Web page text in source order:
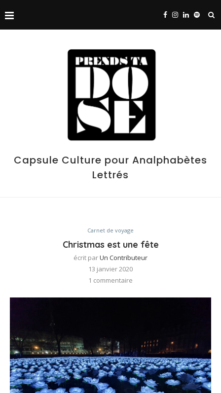
Capsule Culture pour Analphabètes
Lettrés
Carnet de voyage
Christmas est une fête
écrit parUn Contributeur
13 janvier 2020
1 commentaire